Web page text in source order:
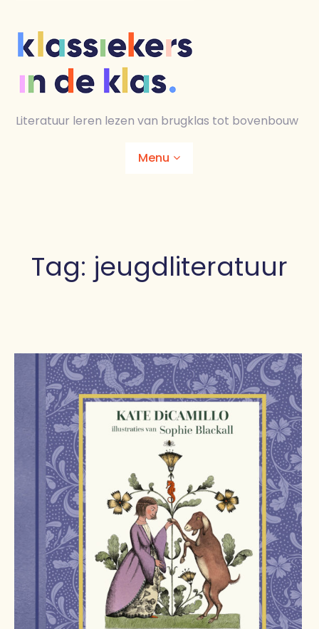
content
Literatuur leren lezen van brugklas tot bovenbouw
Menu
Lesmaterialen
Contact
Tag: jeugdliteratuur